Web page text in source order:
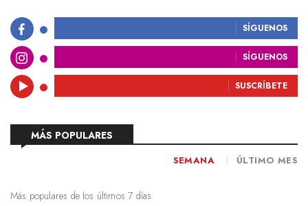
SÍGUENOS
SÍGUENOS
SUSCRÍBETE
MÁS POPULARES
SEMANA ÚLTIMO MES
Más populares de los últimos 7 días